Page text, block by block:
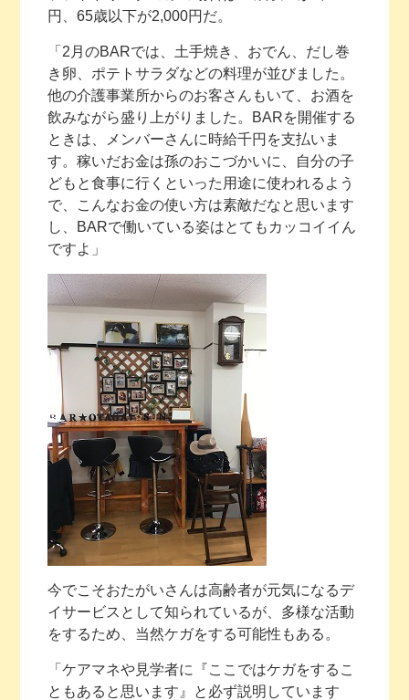
円、65歳以下が2,000円だ。
「2月のBARでは、土手焼き、おでん、だし巻
き卵、ポテトサラダなどの料理が並びました。
他の介護事業所からのお客さんもいて、お酒を
飲みながら盛り上がりました。BARを開催する
ときは、メンバーさんに時給千円を支払いま
す。稼いだお金は孫のおこづかいに、自分の子
どもと食事に行くといった用途に使われるよう
で、こんなお金の使い方は素敵だなと思います
し、BARで働いている姿はとてもカッコイイん
ですよ」
今でこそおたがいさんは高齢者が元気になるデ
イサービスとして知られているが、多様な活動
をするため、当然ケガをする可能性もある。
「ケアマネや見学者に『ここではケガをするこ
ともあると思います』と必ず説明しています